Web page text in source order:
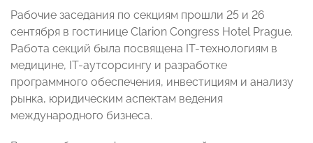
Рабочие заседания по секциям прошли 25 и 26
сентября в гостинице Clarion Congress Hotel Prague.
Работа секций была посвящена IT-технологиям в
медицине, IT-аутсорсингу и разработке
программного обеспечения, инвестициям и анализу
рынка, юридическим аспектам ведения
международного бизнеса.